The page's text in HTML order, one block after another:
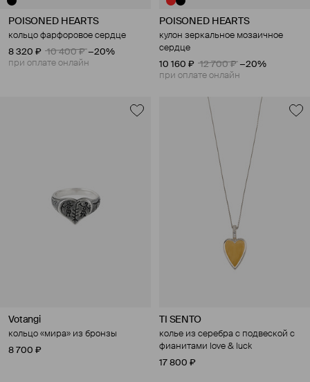
POISONED HEARTS
кольцо фарфоровое сердце
8 320 ₽
10 400 ₽ −20%
при оплате онлайн
POISONED HEARTS
кулон зеркальное мозаичное
сердце
10 160 ₽
12 700 ₽ −20%
при оплате онлайн
Votangi
кольцо «мира» из бронзы
8 700 ₽
TI SENTO
колье из серебра с подвеской с
фианитами love & luck
17 800 ₽